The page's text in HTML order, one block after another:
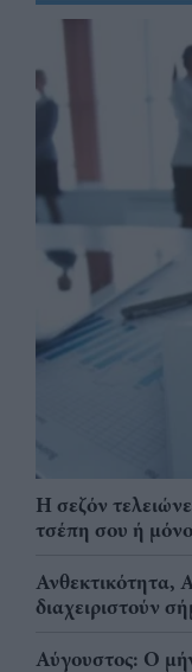
Η σεζόν
τσέπη σου ή
Ανθεκτικότητα,
διαχειριστούν
Αύγουστος: Ο